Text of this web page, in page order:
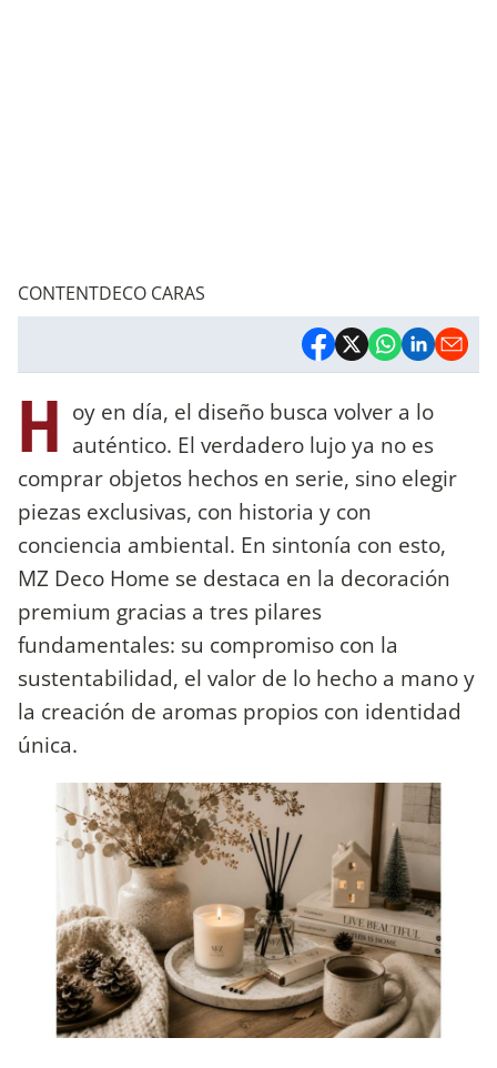
CONTENTDECO CARAS
H oy en día, el diseño busca volver a lo
auténtico. El verdadero lujo ya no es
comprar objetos hechos en serie, sino elegir
piezas exclusivas, con historia y con
conciencia ambiental. En sintonía con esto,
MZ Deco Home se destaca en la decoración
premium gracias a tres pilares
fundamentales: su compromiso con la
sustentabilidad, el valor de lo hecho a mano y
la creación de aromas propios con identidad
única.